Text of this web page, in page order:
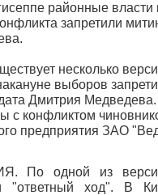
районные власти
запретили
несколько
выборов
Дмитрия
с конфликтом
предприятия ЗАО
По одной из
"ответный ход". В